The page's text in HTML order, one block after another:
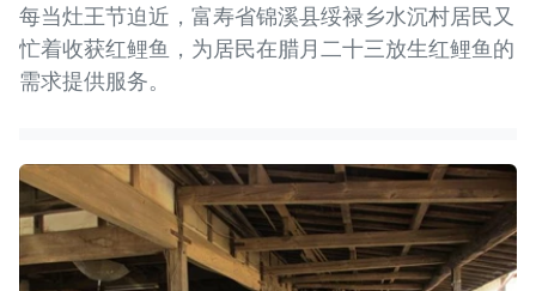
每当灶王节迫近，富寿省锦溪县绥禄乡水沉村居民又
忙着收获红鲤鱼，为居民在腊月二十三放生红鲤鱼的
需求提供服务。